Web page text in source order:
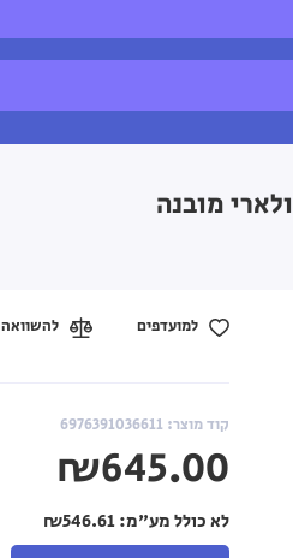
קוד מוצר: 6976391036611
₪645.00
לא כולל מע"מ:
למועדפים להשוואה